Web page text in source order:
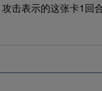
表示的这张卡1回